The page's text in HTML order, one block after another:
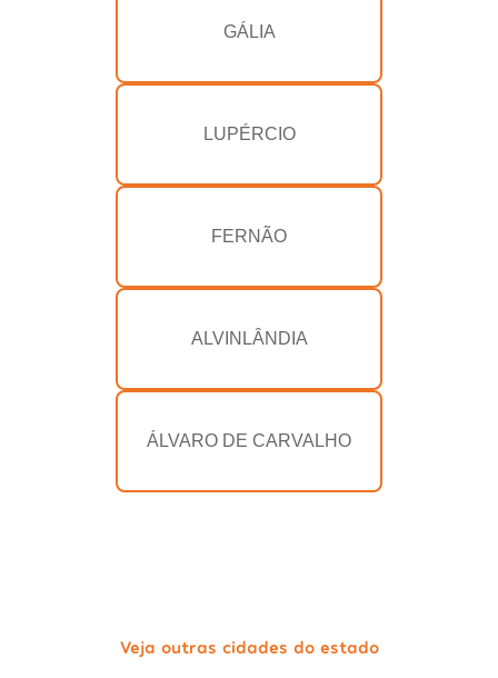
GÁLIA
LUPÉRCIO
FERNÃO
ALVINLÂNDIA
ÁLVARO DE CARVALHO
Veja outras cidades do estado